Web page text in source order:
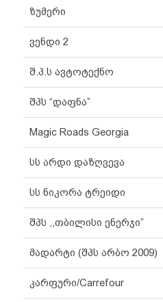
ზუმერი
ვენდი 2
შ.პ.ს ავტოტექნო
შპს “დაფნა”
Magic Roads Georgia
სს არდი დაზღვევა
სს ნიკორა ტრეიდი
შპს ,,თბილისი ენერჯი”
მადარტი (შპს არბო 2009)
კარფური/Carrefour